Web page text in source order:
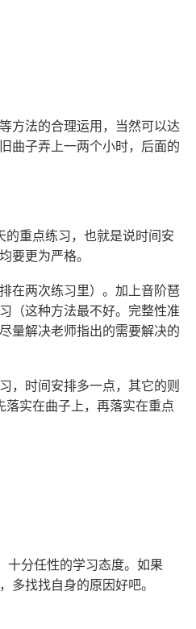
方法的合理运用，当然可以达
曲子弄上一两个小时，后面的
重点练习，也就是说时间安
要更为严格。
在两次练习里）。加上音阶琶
（这种方法最不好。完整性准
量解决老师指出的需要解决的
，时间安排多一点，其它的则
实在曲子上，再落实在重点
十分任性的学习态度。如果
找找自身的原因好吧。